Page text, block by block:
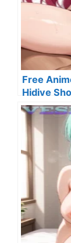
Free
Hidive